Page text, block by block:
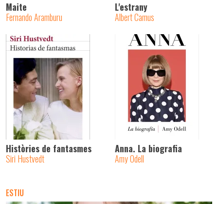
Maite
Fernando Aramburu
L'estrany
Albert Camus
Històries de fantasmes
Siri Hustvedt
Anna. La biografia
Amy Odell
ESTIU